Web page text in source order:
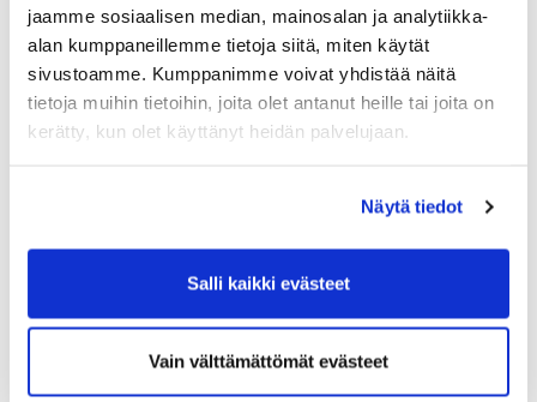
jaamme sosiaalisen median, mainosalan ja analytiikka-
alan kumppaneillemme tietoja siitä, miten käytät
sivustoamme. Kumppanimme voivat yhdistää näitä
tietoja muihin tietoihin, joita olet antanut heille tai joita on
kerätty, kun olet käyttänyt heidän palvelujaan.
Näytä tiedot
Salli kaikki evästeet
Vain välttämättömät evästeet
Kuolemantapauksessa vuokrasopimus säilyy voimassa ja
vuokra-asioiden hoidosta ovat vastuussa kuolinpesän
osakkaat yhdessä. Kuolinpesän osakkaat voivat
valtuuttaa jonkun hoitamaan vuokrasopimusta koskevat
asiat vuokranantajan kanssa. Kuolinpesän osakkaiden
yhteydessä vuokranantajalle virkatodistukset.
Avaimet luovutetaan avainautomaattiin, poikkeuksena
Yli-Ii ja Ylikiiminki. Lisätietoa avaimista